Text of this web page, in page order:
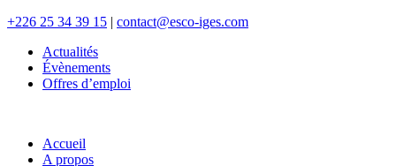
+226 25 34 39 15 | contact@esco-iges.com
Actualités
Évènements
Offres d’emploi
Accueil
A propos